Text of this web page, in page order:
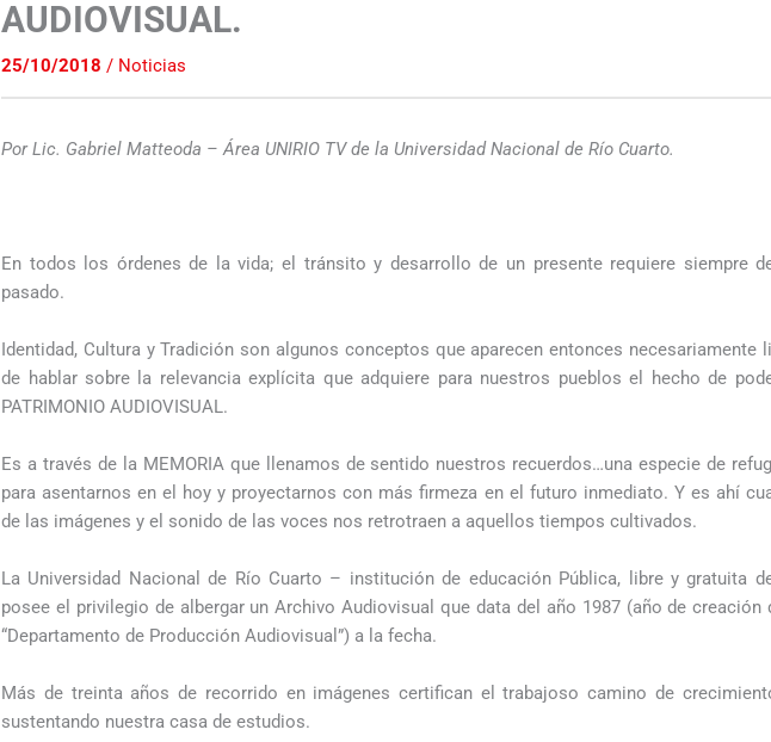
AUDIOVISUAL.
25/10/2018/ Noticias
Por Lic. Gabriel Matteoda – Área UNIRIO TV de la Universidad Nacional de Río Cuarto.
En todos los órdenes de la vida; el tránsito y desarrollo de un presente requiere siempre
pasado.
Identidad, Cultura y Tradición son algunos conceptos que aparecen entonces
de hablar sobre la relevancia explícita que adquiere para nuestros pueblos el hecho de
PATRIMONIO AUDIOVISUAL.
Es a través de la MEMORIA que llenamos de sentido nuestros recuerdos…una especie de
para asentarnos en el hoy y proyectarnos con más firmeza en el futuro inmediato. Y es ahí
de las imágenes y el sonido de las voces nos retrotraen a aquellos tiempos cultivados.
La Universidad Nacional de Río Cuarto – institución de educación Pública, libre y gratuita
posee el privilegio de albergar un Archivo Audiovisual que data del año 1987 (año de creación
“Departamento de Producción Audiovisual”) a la fecha.
Más de treinta años de recorrido en imágenes certifican el trabajoso camino de
sustentando nuestra casa de estudios.